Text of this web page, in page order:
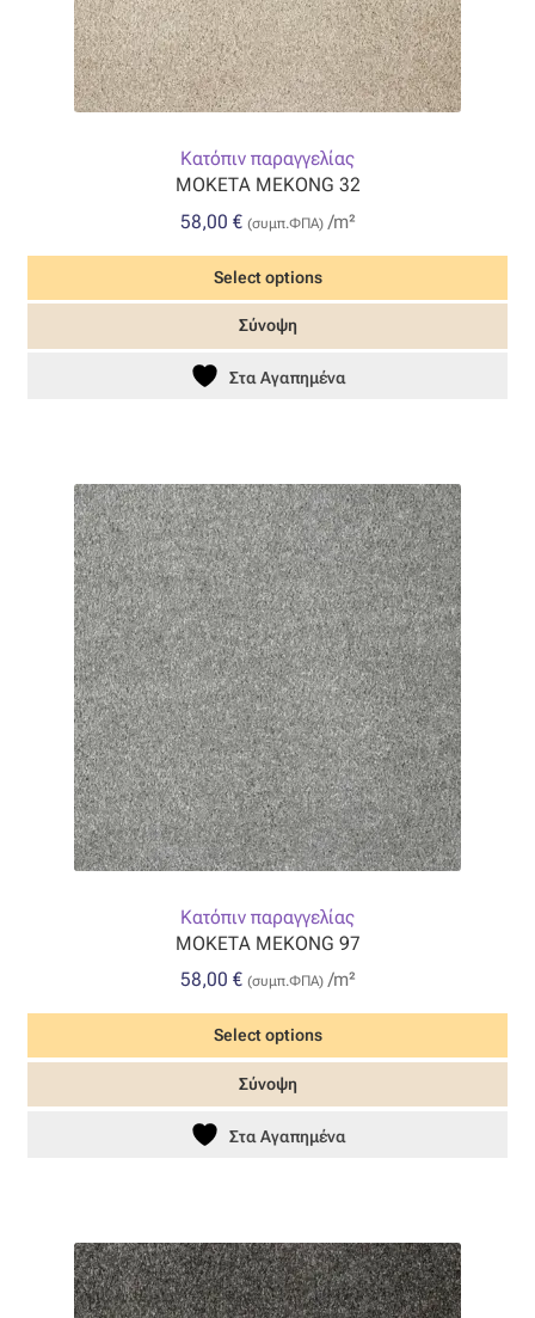
Κατόπιν παραγγελίας
ΜΟΚΕΤΑ MEKONG 32
58,00 € (συμπ.ΦΠΑ)/m²
Select options
Σύνοψη
Στα Αγαπημένα
Κατόπιν παραγγελίας
ΜΟΚΕΤΑ MEKONG 97
58,00 € (συμπ.ΦΠΑ)/m²
Select options
Σύνοψη
Στα Αγαπημένα